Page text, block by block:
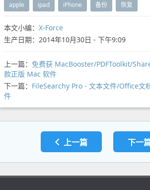
apple ipad iPhone 备份 恢复
本文小编： X-Force
生产日期：2014年10月30日 - 下午9:09
上一篇： 免费获 MacBooster/PDFToolkit/
款正版 Mac 软件
下一篇： FileSearchy Pro - 文本文件/Office文
件
上一篇 下一